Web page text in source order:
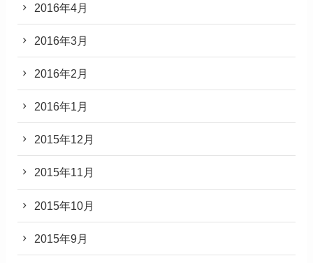
2016年4月
2016年3月
2016年2月
2016年1月
2015年12月
2015年11月
2015年10月
2015年9月